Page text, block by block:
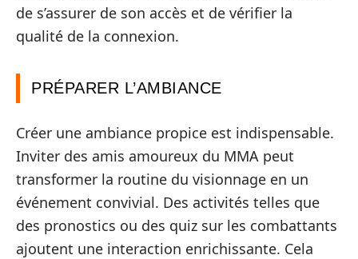
de s’assurer de son accès et de vérifier la
qualité de la connexion.
PRÉPARER L’AMBIANCE
Créer une ambiance propice est indispensable.
Inviter des amis amoureux du MMA peut
transformer la routine du visionnage en un
événement convivial. Des activités telles que
des pronostics ou des quiz sur les combattants
ajoutent une interaction enrichissante. Cela